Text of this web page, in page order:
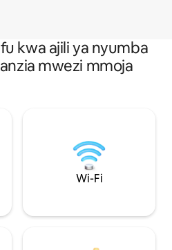
kwa ajili ya nyumba
mwezi mmoja
Wi-Fi